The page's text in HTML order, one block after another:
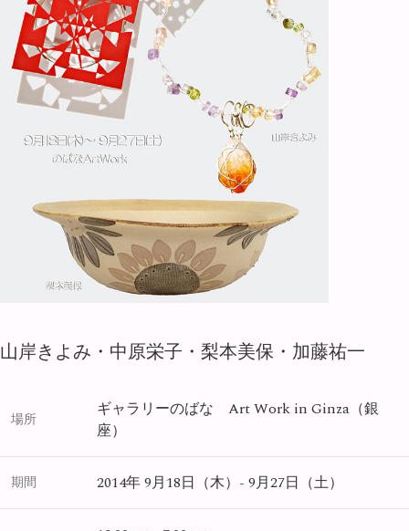
山岸きよみ・中原栄子・梨本美保・加藤祐一
場所
ギャラリーのばな Art Work in Ginza（銀
座）
期間 2014年 9月18日（木）- 9月27日（土）